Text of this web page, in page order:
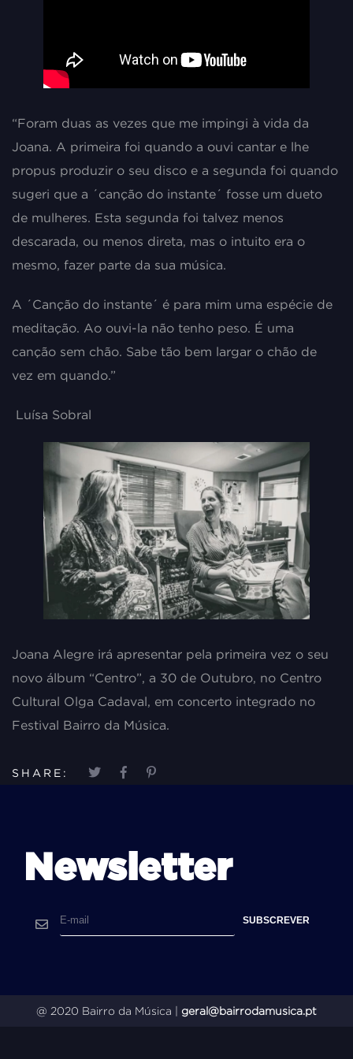
“Foram duas as vezes que me impingi à vida da
Joana. A primeira foi quando a ouvi cantar e lhe
propus produzir o seu disco e a segunda foi quando
sugeri que a ´canção do instante´ fosse um dueto
de mulheres. Esta segunda foi talvez menos
descarada, ou menos direta, mas o intuito era o
mesmo, fazer parte da sua música.
A ´Canção do instante´ é para mim uma espécie de
meditação. Ao ouvi-la não tenho peso. É uma
canção sem chão. Sabe tão bem largar o chão de
vez em quando.”
Luísa Sobral
Joana Alegre irá apresentar pela primeira vez o seu
novo álbum “Centro”, a 30 de Outubro, no Centro
Cultural Olga Cadaval, em concerto integrado no
Festival Bairro da Música.
SHARE:
Newsletter
@ 2020 Bairro da Música | geral@bairrodamusica.pt